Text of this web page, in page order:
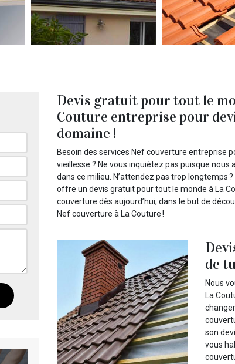
Devis gratuit pour tout le
Couture entreprise pour
domaine !
Besoin des services Nef couverture entreprise
vieillesse ? Ne vous inquiétez pas puisque
dans ce milieu. N’attendez pas trop longtemps
offre un devis gratuit pour tout le monde à La
couverture dès aujourd’hui, dans le but de
Nef couverture à La Couture !
de
Nous
La
son
vous